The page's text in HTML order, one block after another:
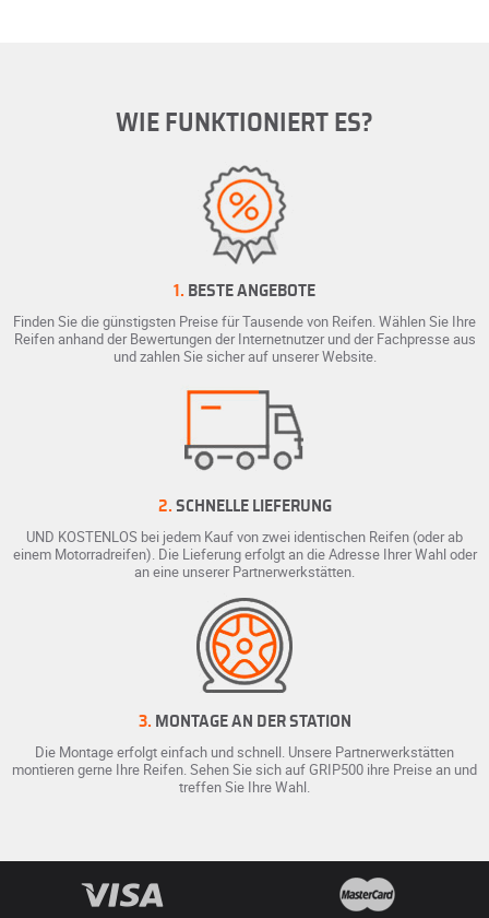
WIE FUNKTIONIERT ES?
1. BESTE ANGEBOTE
Finden Sie die günstigsten Preise für Tausende von Reifen. Wählen Sie Ihre
Reifen anhand der Bewertungen der Internetnutzer und der Fachpresse aus
und zahlen Sie sicher auf unserer Website.
2. SCHNELLE LIEFERUNG
UND KOSTENLOS bei jedem Kauf von zwei identischen Reifen (oder ab
einem Motorradreifen). Die Lieferung erfolgt an die Adresse Ihrer Wahl oder
an eine unserer Partnerwerkstätten.
3. MONTAGE AN DER STATION
Die Montage erfolgt einfach und schnell. Unsere Partnerwerkstätten
montieren gerne Ihre Reifen. Sehen Sie sich auf GRIP500 ihre Preise an und
treffen Sie Ihre Wahl.